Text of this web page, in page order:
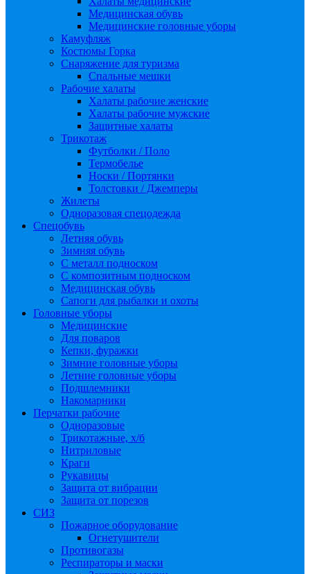
Медицинская обувь
Медицинские головные уборы
Камуфляж
Костюмы Горка
Снаряжение для туризма
Спальные мешки
Рабочие халаты
Халаты рабочие женские
Халаты рабочие мужские
Защитные халаты
Трикотаж
Футболки / Поло
Термобелье
Носки / Портянки
Толстовки / Джемперы
Жилеты
Одноразовая спецодежда
Спецобувь
Летняя обувь
Зимняя обувь
С металл подноском
С композитным подноском
Медицинская обувь
Сапоги для рыбалки и охоты
Головные уборы
Медицинские
Для поваров
Кепки, фуражки
Зимние головные уборы
Летние головные уборы
Подшлемники
Накомарники
Перчатки рабочие
Одноразовые
Трикотажные, х/б
Нитриловые
Краги
Рукавицы
Защита от вибрации
Защита от порезов
СИЗ
Пожарное оборудование
Огнетушители
Противогазы
Респираторы и маски